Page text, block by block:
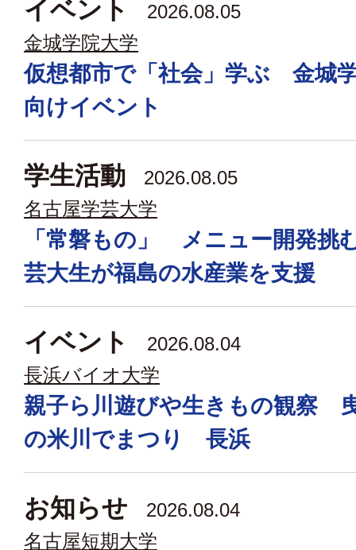
イベント
2026.08.05
金城学院大学
仮想都市で「社会」学ぶ 金城
向けイベント
学生活動
2026.08.05
名古屋学芸大学
「常磐もの」 メニュー開発
芸大生が福島の水産業を支援
イベント
2026.08.04
長浜バイオ大学
親子ら川遊びや生きもの観察
の米川でまつり 長浜
お知らせ
2026.08.04
名古屋短期大学